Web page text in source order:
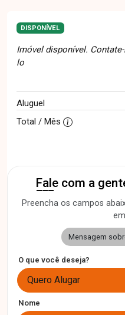
DISPONÍVEL
Imóvel disponível.
lo
Aluguel
Total / Mês
Fale com a
Preencha os campos
Mensagem
O que você deseja?
Quero Alugar
Nome